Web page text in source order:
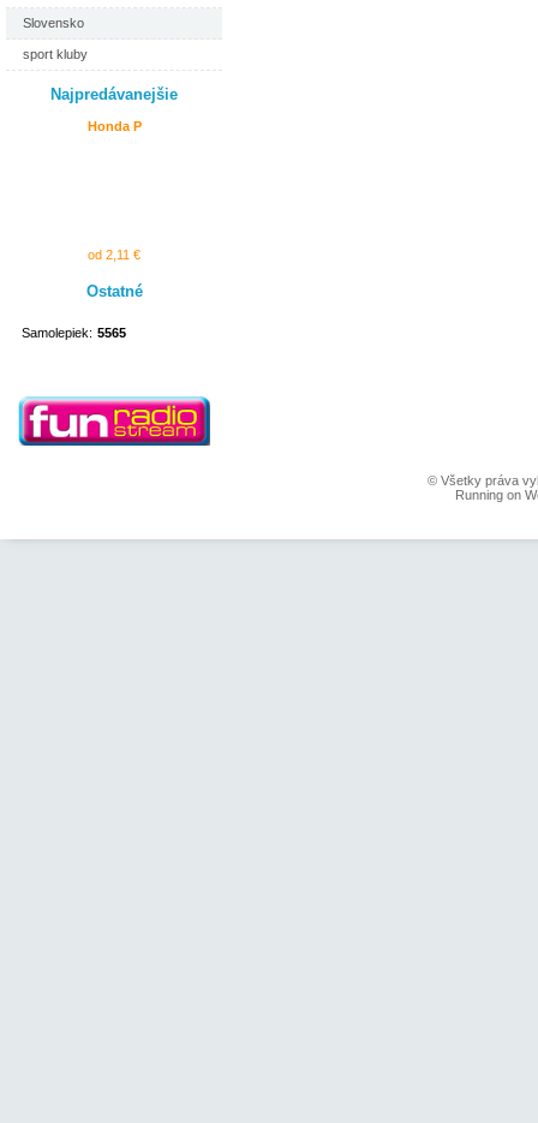
Slovensko
sport kluby
Najpredávanejšie
Honda P
od 2,11 €
Ostatné
Samolepiek: 5565
© Všetky práva
Running on